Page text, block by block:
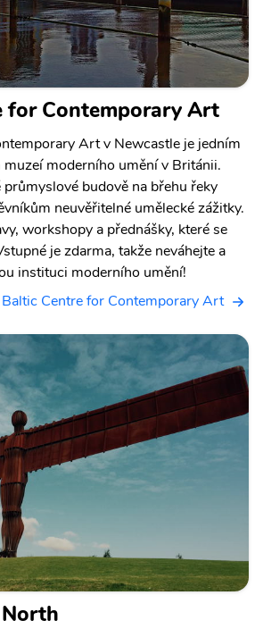
for Contemporary Art
Art v Newcastle je jedním
moderního umění v Británii.
průmyslové budově na břehu řeky
neuvěřitelné umělecké zážitky.
workshopy a přednášky, které se
je zdarma, takže neváhejte a
instituci moderního umění!
Centre for Contemporary Art